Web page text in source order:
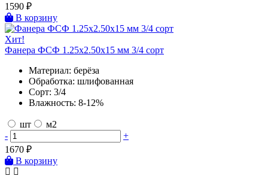
1590 ₽
В корзину
Хит!
Фанера ФСФ 1.25х2.50х15 мм 3/4 сорт
Материал: берёза
Обработка: шлифованная
Сорт: 3/4
Влажность: 8-12%
шт
м2
-
+
1670 ₽
В корзину